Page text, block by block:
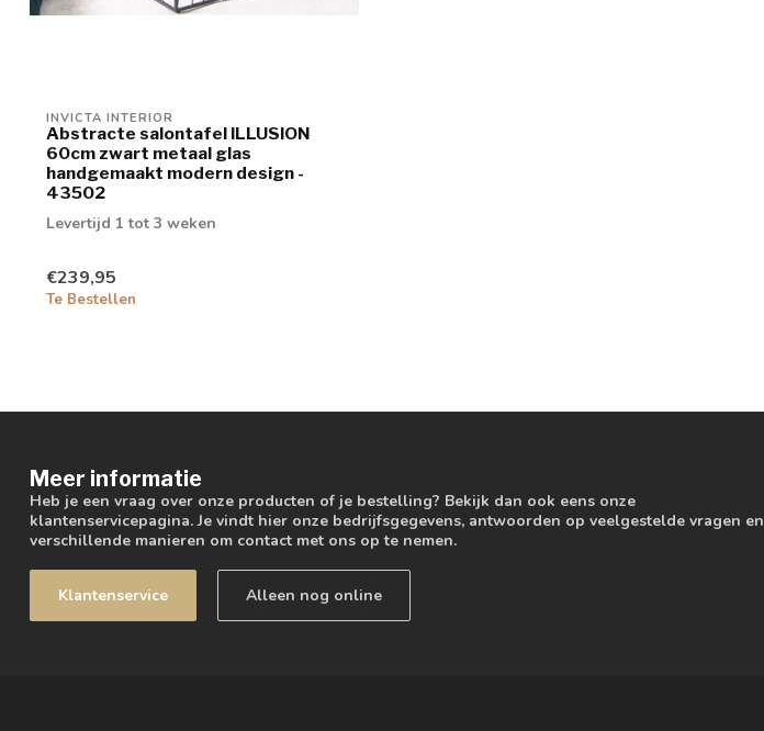
INVICTA INTERIOR
Abstracte salontafel ILLUSION
60cm zwart metaal glas
handgemaakt modern design -
43502
Levertijd 1 tot 3 weken
€239,95
Te Bestellen
Meer informatie
Heb je een vraag over onze producten of je bestelling? Bekijk dan ook eens onze
klantenservicepagina. Je vindt hier onze bedrijfsgegevens, antwoorden op veelgestelde vragen en
verschillende manieren om contact met ons op te nemen.
Klantenservice Alleen nog online